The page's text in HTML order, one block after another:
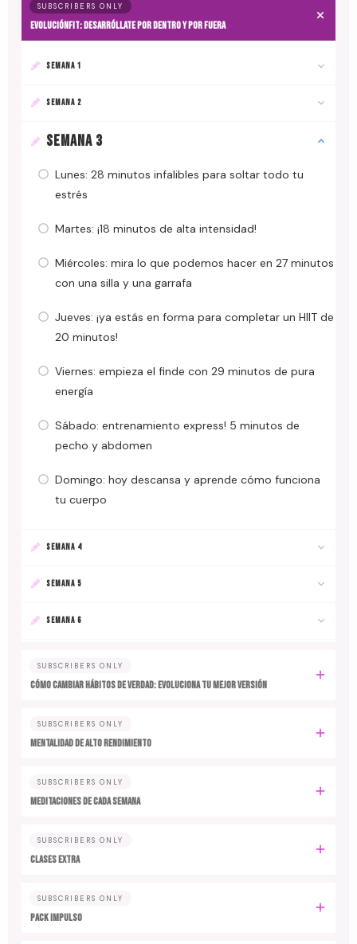
SUBSCRIBERS ONLY
EvoluciónFit: desarróllate por dentro y por fuera
SEMANA 1
SEMANA 2
SEMANA 3
Lunes: 28 minutos infalibles para soltar todo tu
estrés
Martes: ¡18 minutos de alta intensidad!
Miércoles: mira lo que podemos hacer en 27 minutos
con una silla y una garrafa
Jueves: ¡ya estás en forma para completar un HIIT de
20 minutos!
Viernes: empieza el finde con 29 minutos de pura
energía
Sábado: entrenamiento express! 5 minutos de
pecho y abdomen
Domingo: hoy descansa y aprende cómo funciona
tu cuerpo
SEMANA 4
SEMANA 5
SEMANA 6
SUBSCRIBERS ONLY
Cómo cambiar hábitos de verdad: evoluciona tu mejor versión
SUBSCRIBERS ONLY
MENTALIDAD DE ALTO RENDIMIENTO
SUBSCRIBERS ONLY
MEDITACIONES DE CADA SEMANA
SUBSCRIBERS ONLY
CLASES EXTRA
SUBSCRIBERS ONLY
PACK IMPULSO